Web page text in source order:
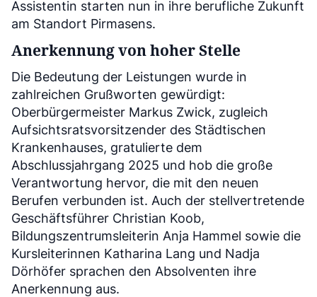
Assistentin starten nun in ihre berufliche Zukunft
am Standort Pirmasens.
Anerkennung von hoher Stelle
Die Bedeutung der Leistungen wurde in
zahlreichen Grußworten gewürdigt:
Oberbürgermeister Markus Zwick, zugleich
Aufsichtsratsvorsitzender des Städtischen
Krankenhauses, gratulierte dem
Abschlussjahrgang 2025 und hob die große
Verantwortung hervor, die mit den neuen
Berufen verbunden ist. Auch der stellvertretende
Geschäftsführer Christian Koob,
Bildungszentrumsleiterin Anja Hammel sowie die
Kursleiterinnen Katharina Lang und Nadja
Dörhöfer sprachen den Absolventen ihre
Anerkennung aus.